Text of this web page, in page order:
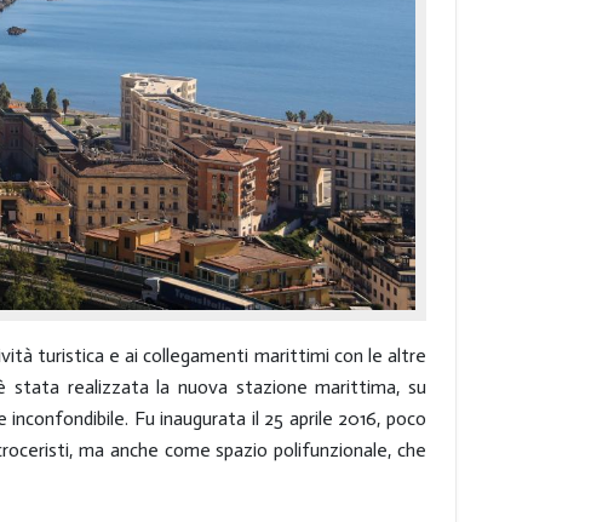
turistica e ai collegamenti marittimi con le altre
stata realizzata la nuova stazione marittima, su
Fu inaugurata il 25 aprile 2016, poco
ma anche come spazio polifunzionale, che